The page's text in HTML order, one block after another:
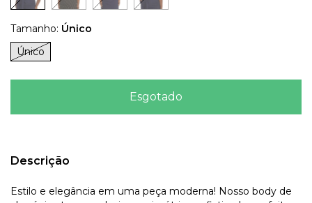
Tamanho: Único
Único
Descrição
Estilo e elegância em uma peça moderna! Nosso body de